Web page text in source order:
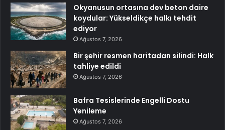
Okyanusun ortasına dev beton daire
koydular: Yükseldikçe halkı tehdit
ediyor
Ağustos 7, 2026
Bir şehir resmen haritadan silindi: Halk
tahliye edildi
Ağustos 7, 2026
Bafra Tesislerinde Engelli Dostu
Yenileme
Ağustos 7, 2026